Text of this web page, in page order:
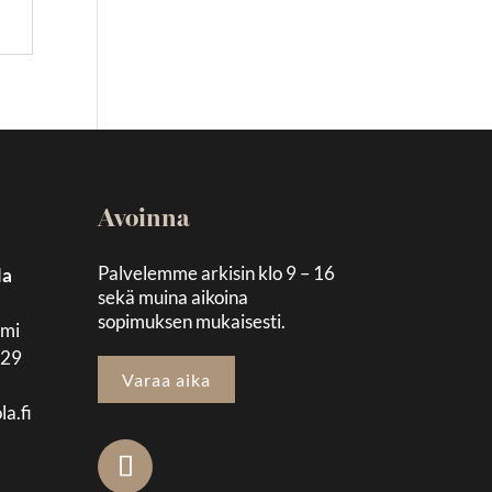
Avoinna
Palvelemme arkisin klo 9 – 16
sekä muina aikoina
sopimuksen mukaisesti.
Varaa aika